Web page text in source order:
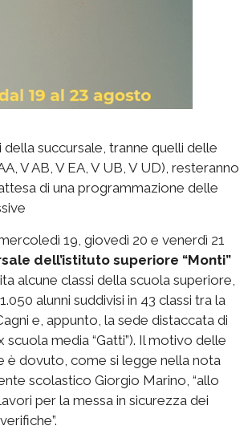
succursale, tranne quelli delle
V AB, V EA, V UB, V UD), resteranno
di una programmazione delle
19, giovedì 20 e venerdì 21
dell’istituto superiore “Monti”
alcune classi della scuola superiore,
alunni suddivisi in 43 classi tra la
e, appunto, la sede distaccata di
scuola media “Gatti”). Il motivo delle
è dovuto, come si legge nella nota
scolastico Giorgio Marino, “allo
per la messa in sicurezza dei